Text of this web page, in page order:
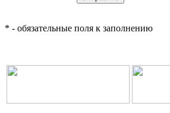
* - обязательные поля к заполнению